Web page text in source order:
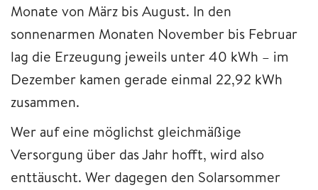
Monate von März bis August. In den
sonnenarmen Monaten November bis Februar
lag die Erzeugung jeweils unter 40 kWh – im
Dezember kamen gerade einmal 22,92 kWh
zusammen.
Wer auf eine möglichst gleichmäßige
Versorgung über das Jahr hofft, wird also
enttäuscht. Wer dagegen den Solarsommer